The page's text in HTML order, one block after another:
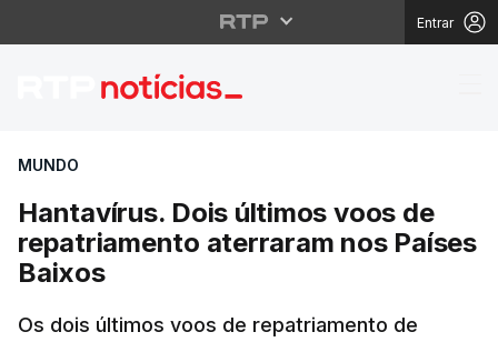
Entrar
Hantavírus. Dois
MUNDO
Hantavírus. Dois últimos voos de
repatriamento aterraram nos Países
Baixos
Os dois últimos voos de repatriamento de